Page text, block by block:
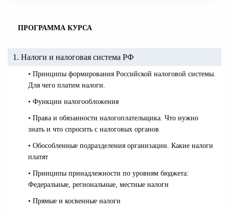
ПРОГРАММА КУРСА
1. Налоги и налоговая система РФ
• Принципы формирования Российской налоговой системы.
Для чего платим налоги.
• Функции налогообложения
• Права и обязанности налогоплательщика. Что нужно
знать и что спросить с налоговых органов
• Обособленные подразделения организации. Какие налоги
платят
• Принципы принадлежности по уровням бюджета:
Федеральные, региональные, местные налоги
• Прямые и косвенные налоги